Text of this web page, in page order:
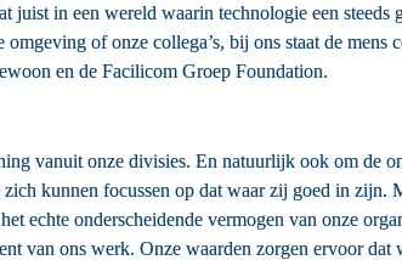
in een wereld waarin technologie een steeds
of onze collega’s, bij ons staat de mens
en de Facilicom Groep Foundation.
vanuit onze divisies. En natuurlijk ook om de
kunnen focussen op dat waar zij goed in zijn.
echte onderscheidende vermogen van onze
van ons werk. Onze waarden zorgen ervoor dat